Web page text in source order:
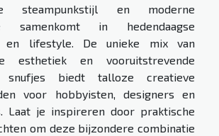
steampunkstijl en moderne
samenkomt in hedendaagse
en lifestyle. De unieke mix van
esthetiek en vooruitstrevende
snufjes biedt talloze creatieve
voor hobbyisten, designers en
Laat je inspireren door praktische
om deze bijzondere combinatie